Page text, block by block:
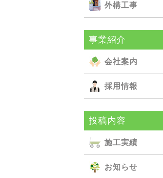
外構⼯事
事業紹介
会社案内
採用情報
投稿内容
施⼯実績
お知らせ